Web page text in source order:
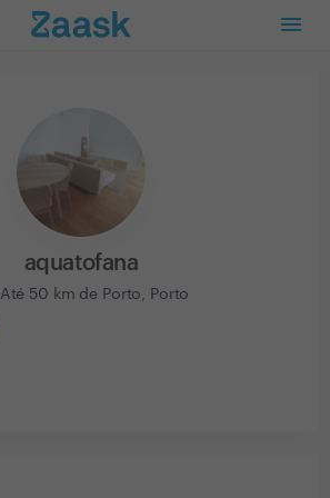
aquatofana
Até 50 km de Porto, Porto